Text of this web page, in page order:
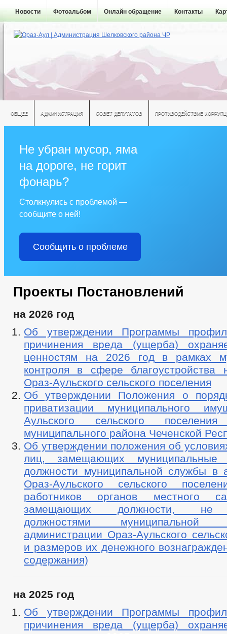
Новости Фотоальбом Онлайн обращение Контакты
ОБЩЕЕ АДМИНИСТРАЦИЯ СОВЕТ ДЕПУТАТОВ ПРОТИВОДЕЙСТВИЕ
Не убран мусор, яма
на дороге, не горит
фонарь?
Столкнулись с проблемой —
сообщите о ней!
Сообщить о проблеме
Проекты Постановлений
на 2026 год
Об утверждении Программы
причинения вреда (ущерба)
ценностям на 2026 год в рамках
контроля в сфере благоустройства
Ораз-Аульского сельского поселения
Об утверждении Положения о
приватизации муниципального
Аульского сельского поселения
муниципального района Чеченской
Об утверждении положения об
лиц, замещающих муниципальные
должности муниципальной службы в
Ораз-Аульского сельского
работников органов местного
замещающих должности, не
должностями
администрации Ораз-Аульского
и размеров их денежного
содержания)
на 2025 год
Об утверждении Программы
причинения вреда (ущерба)